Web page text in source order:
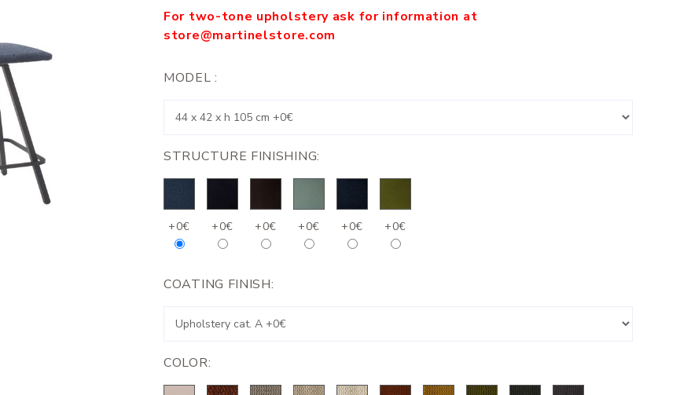
For two-tone upholstery ask for information at
store@martinelstore.com
MODEL :
STRUCTURE FINISHING:
+0€ +0€ +0€ +0€ +0€ +0€
COATING FINISH:
COLOR: